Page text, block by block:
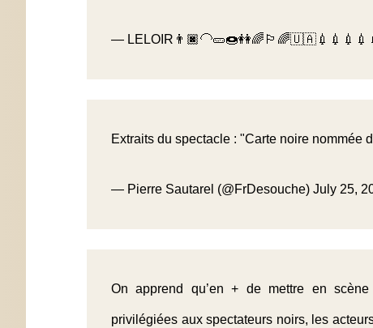
—
Extraits du spectacle : "Carte noire nommée
— Pierre Sautarel (@FrDesouche) July 25,
On apprend qu’en + de mettre en
privilégiées aux spectateurs noirs, les